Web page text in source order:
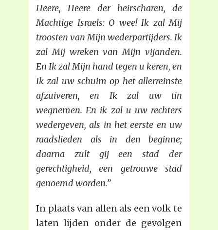
Heere, Heere der heirscharen, de
Machtige Israels: O wee! Ik zal Mij
troosten van Mijn wederpartijders. Ik
zal Mij wreken van Mijn vijanden.
En Ik zal Mijn hand tegen u keren, en
Ik zal uw schuim op het allerreinste
afzuiveren, en Ik zal uw tin
wegnemen. En ik zal u uw rechters
wedergeven, als in het eerste en uw
raadslieden als in den beginne;
daarna zult gij een stad der
gerechtigheid, een getrouwe stad
genoemd worden.”
In plaats van allen als een volk te
laten lijden onder de gevolgen